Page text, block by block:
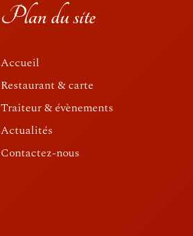
Plan du site
Accueil
Restaurant & carte
Traiteur & évènements
Actualités
Contactez-nous